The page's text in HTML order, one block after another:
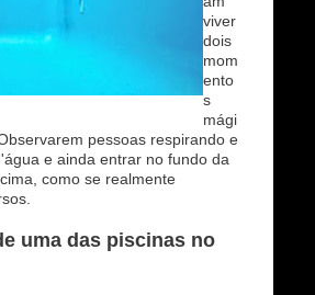
viver
dois
mom
ento
s
mági
pessoas respirando e
e ainda entrar no fundo da
como se realmente
uma das piscinas no